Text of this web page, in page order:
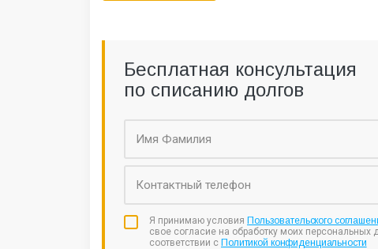
Бесплатная консультация
по списанию долгов
Я принимаю условия Пользовательского
свое согласие на обработку моих персональных
соответствии с Политикой конфиденциальности